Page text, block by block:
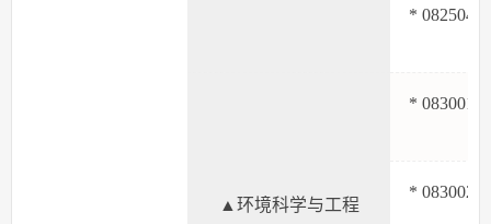
* 082504
▲环境科学与工程
* 083001
* 083002